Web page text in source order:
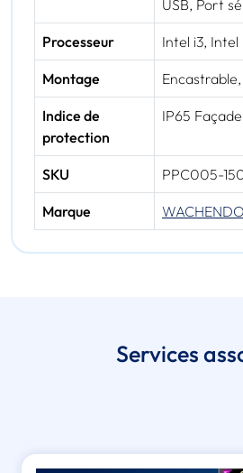
USB, Port
Processeur Intel i3, Intel
Montage
Indice de
protection
IP65
SKU PPC005-
Marque
Services